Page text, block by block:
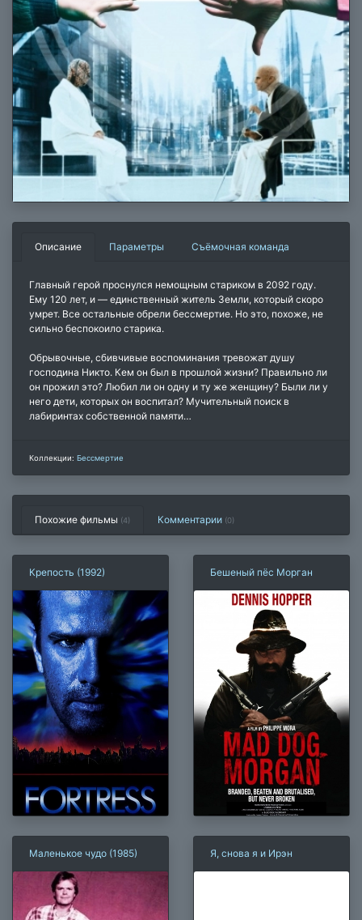
Описание Параметры Съёмочная команда
Главный герой проснулся немощным стариком в 2092 году.
Ему 120 лет, и — единственный житель Земли, который скоро
умрет. Все остальные обрели бессмертие. Но это, похоже, не
сильно беспокоило старика.
Обрывочные, сбивчивые воспоминания тревожат душу
господина Никто. Кем он был в прошлой жизни? Правильно ли
он прожил это? Любил ли он одну и ту же женщину? Были ли у
него дети, которых он воспитал? Мучительный поиск в
лабиринтах собственной памяти…
Коллекции: Бессмертие
Похожие фильмы (4) Комментарии (0)
Крепость (1992) Бешеный пёс Морган
Маленькое чудо (1985) Я, снова я и Ирэн